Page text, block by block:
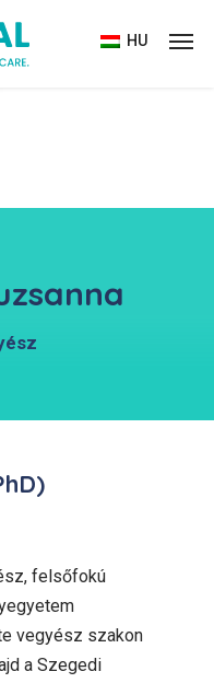
HU
felsőfokú
vegyész szakon
a Szegedi